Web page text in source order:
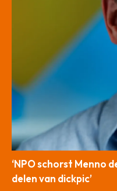
‘NPO schorst Menno
delen van dickpic’